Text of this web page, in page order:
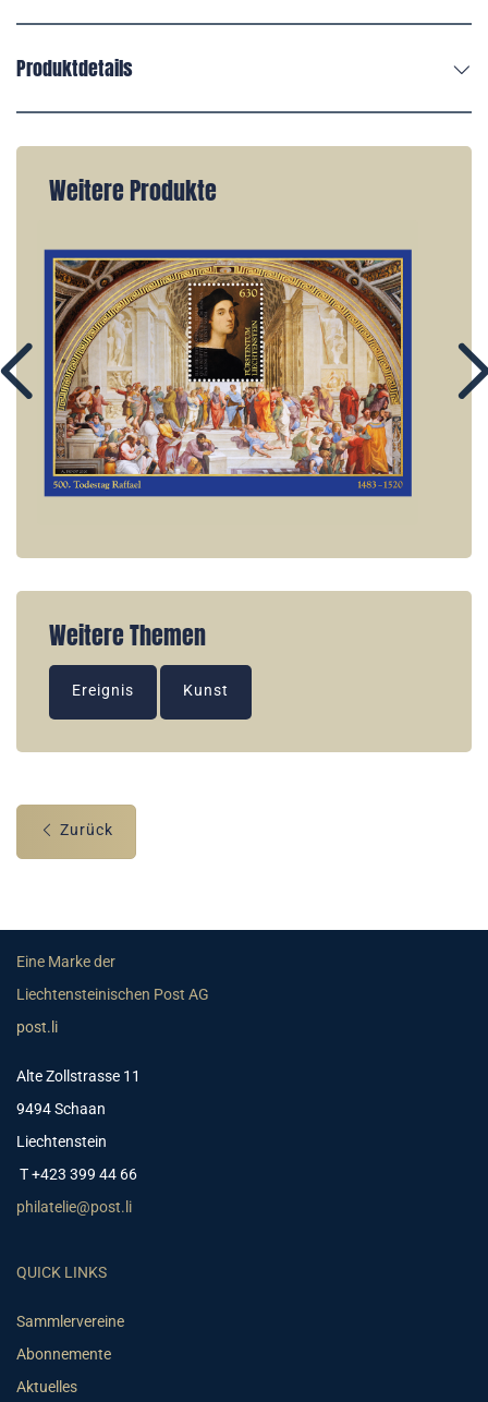
Produktdetails
Weitere Produkte
Weitere Themen
Ereignis Kunst
Zurück
Eine Marke der
Liechtensteinischen Post AG
post.li
Alte Zollstrasse 11
9494 Schaan
Liechtenstein
T +423 399 44 66
philatelie@post.li
QUICK LINKS
Sammlervereine
Abonnemente
Aktuelles